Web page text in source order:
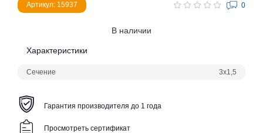
Артикул: 15937 0
В наличии
Характеристики
Сечение 3х1,5
Гарантия производителя до 1 года
Просмотреть сертификат